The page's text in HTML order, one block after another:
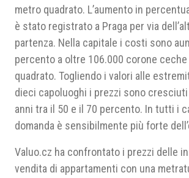
metro quadrato. L’aumento in
è stato registrato a Praga per via
partenza. Nella capitale i costi sono
percento a oltre 106.000 corone
quadrato. Togliendo i valori alle
dieci capoluoghi i prezzi sono
anni tra il 50 e il 70 percento. In tutti i
domanda è sensibilmente più forte
Valuo.cz ha confrontato i prezzi delle
vendita di appartamenti con una